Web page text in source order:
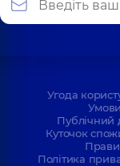
Угода
Публічний
Куточок
Політика